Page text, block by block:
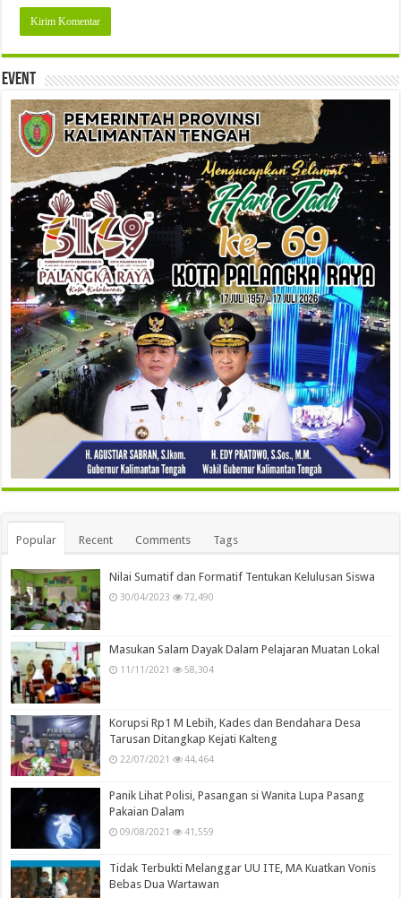
Event
Popular Recent Comments Tags
Nilai Sumatif dan Formatif Tentukan Kelulusan Siswa
30/04/2023 72,490
Masukan Salam Dayak Dalam Pelajaran Muatan Lokal
11/11/2021 58,304
Korupsi Rp1 M Lebih, Kades dan Bendahara Desa
Tarusan Ditangkap Kejati Kalteng
22/07/2021 44,464
Panik Lihat Polisi, Pasangan si Wanita Lupa Pasang
Pakaian Dalam
09/08/2021 41,559
Tidak Terbukti Melanggar UU ITE, MA Kuatkan Vonis
Bebas Dua Wartawan